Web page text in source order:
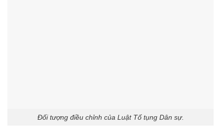
Đối tượng điều chỉnh của Luật Tố tụng Dân sự.